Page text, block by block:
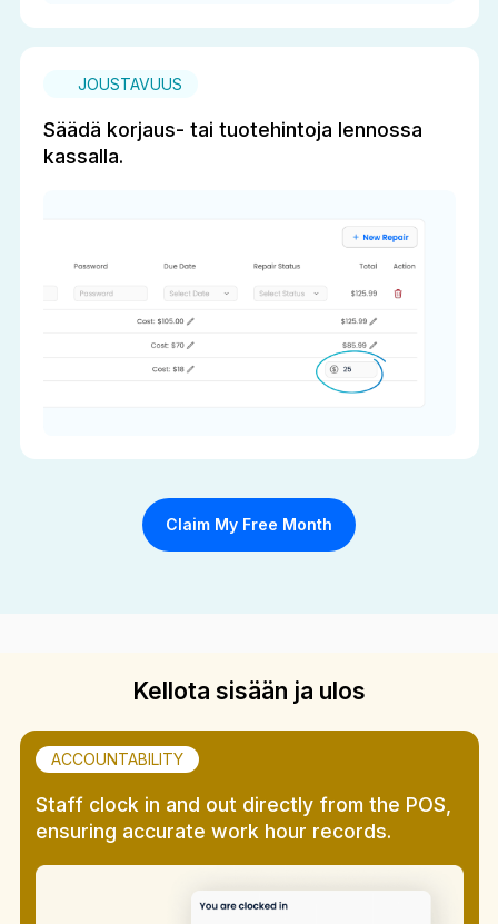
JOUSTAVUUS
Säädä korjaus- tai tuotehintoja lennossa
kassalla.
Claim My Free Month
Kellota sisään ja ulos
ACCOUNTABILITY
Staff clock in and out directly from the POS,
ensuring accurate work hour records.